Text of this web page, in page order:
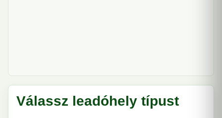
Válassz leadóhely típust